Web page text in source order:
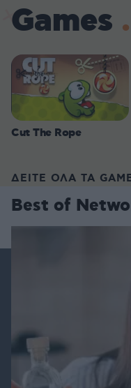
Games
Cut The Rope
ΔΕΙΤΕ ΟΛΑ ΤΑ
Best of